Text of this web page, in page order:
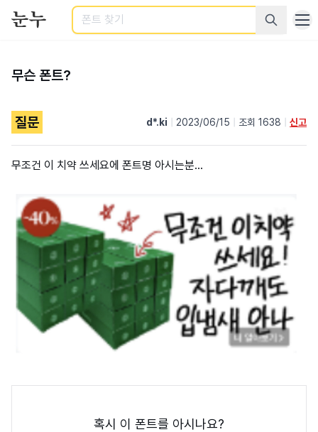
검색
무슨 폰트?
질문 d*.ki 2023/06/15 조회 1638 신고
무조건 이 치약 쓰세요에 폰트명 아시는분...
혹시 이 폰트를 아시나요?